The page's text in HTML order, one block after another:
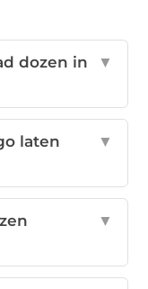
dozen in
▼
laten
▼
▼